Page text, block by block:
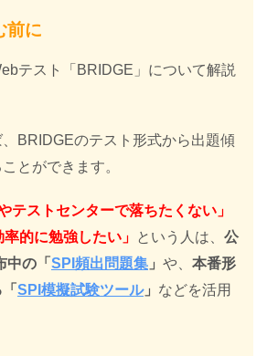
前に
テスト「BRIDGE」について解説
BRIDGEのテスト形式から出題傾
とができます。
テストセンターで落ちたくない」
的に勉強したい」 という人は、 公
中の「 SPI頻出問題集 」 や、 本番形
SPI模擬試験ツール」 などを活用